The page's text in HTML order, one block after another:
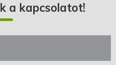
a kapcsolatot!